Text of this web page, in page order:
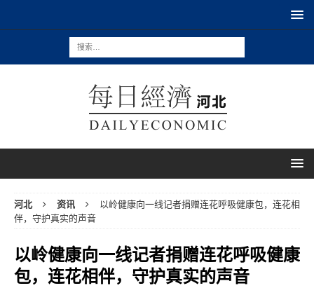
河北 资讯
以岭健康向一线记者捐赠连花呼吸健康包，连花相
伴，守护真实的声音
以岭健康向一线记者捐赠连花呼吸健康
包，连花相伴，守护真实的声音